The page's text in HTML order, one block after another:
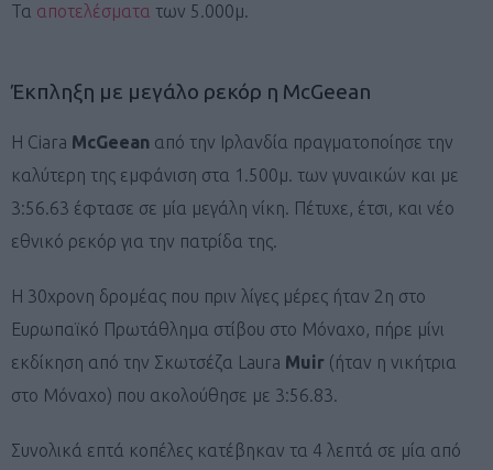
Τα αποτελέσματα των 5.000μ.
Έκπληξη με μεγάλο ρεκόρ η McGeean
H Ciara McGeean από την Ιρλανδία πραγματοποίησε την
καλύτερη της εμφάνιση στα 1.500μ. των γυναικών και με
3:56.63 έφτασε σε μία μεγάλη νίκη. Πέτυχε, έτσι, και νέο
εθνικό ρεκόρ για την πατρίδα της.
H 30χρονη δρομέας που πριν λίγες μέρες ήταν 2η στο
Ευρωπαϊκό Πρωτάθλημα στίβου στο Μόναχο, πήρε μίνι
εκδίκηση από την Σκωτσέζα Laura Muir (ήταν η νικήτρια
στο Μόναχο) που ακολούθησε με 3:56.83.
Συνολικά επτά κοπέλες κατέβηκαν τα 4 λεπτά σε μία από